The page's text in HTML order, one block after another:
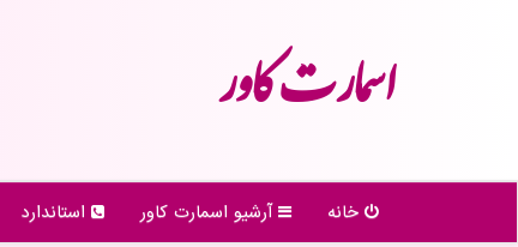
اسمارت كاور
خانه آرشیو اسمارت كاور استاندارد